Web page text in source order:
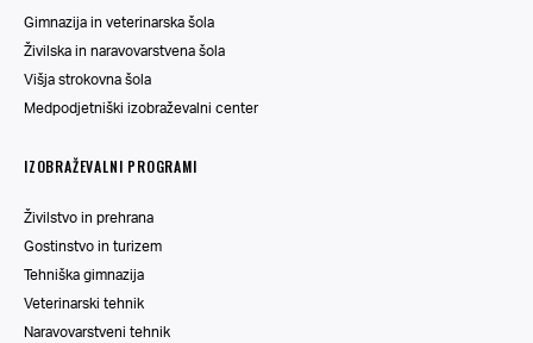
Gimnazija in veterinarska šola
Živilska in naravovarstvena šola
Višja strokovna šola
Medpodjetniški izobraževalni center
IZOBRAŽEVALNI PROGRAMI
Živilstvo in prehrana
Gostinstvo in turizem
Tehniška gimnazija
Veterinarski tehnik
Naravovarstveni tehnik